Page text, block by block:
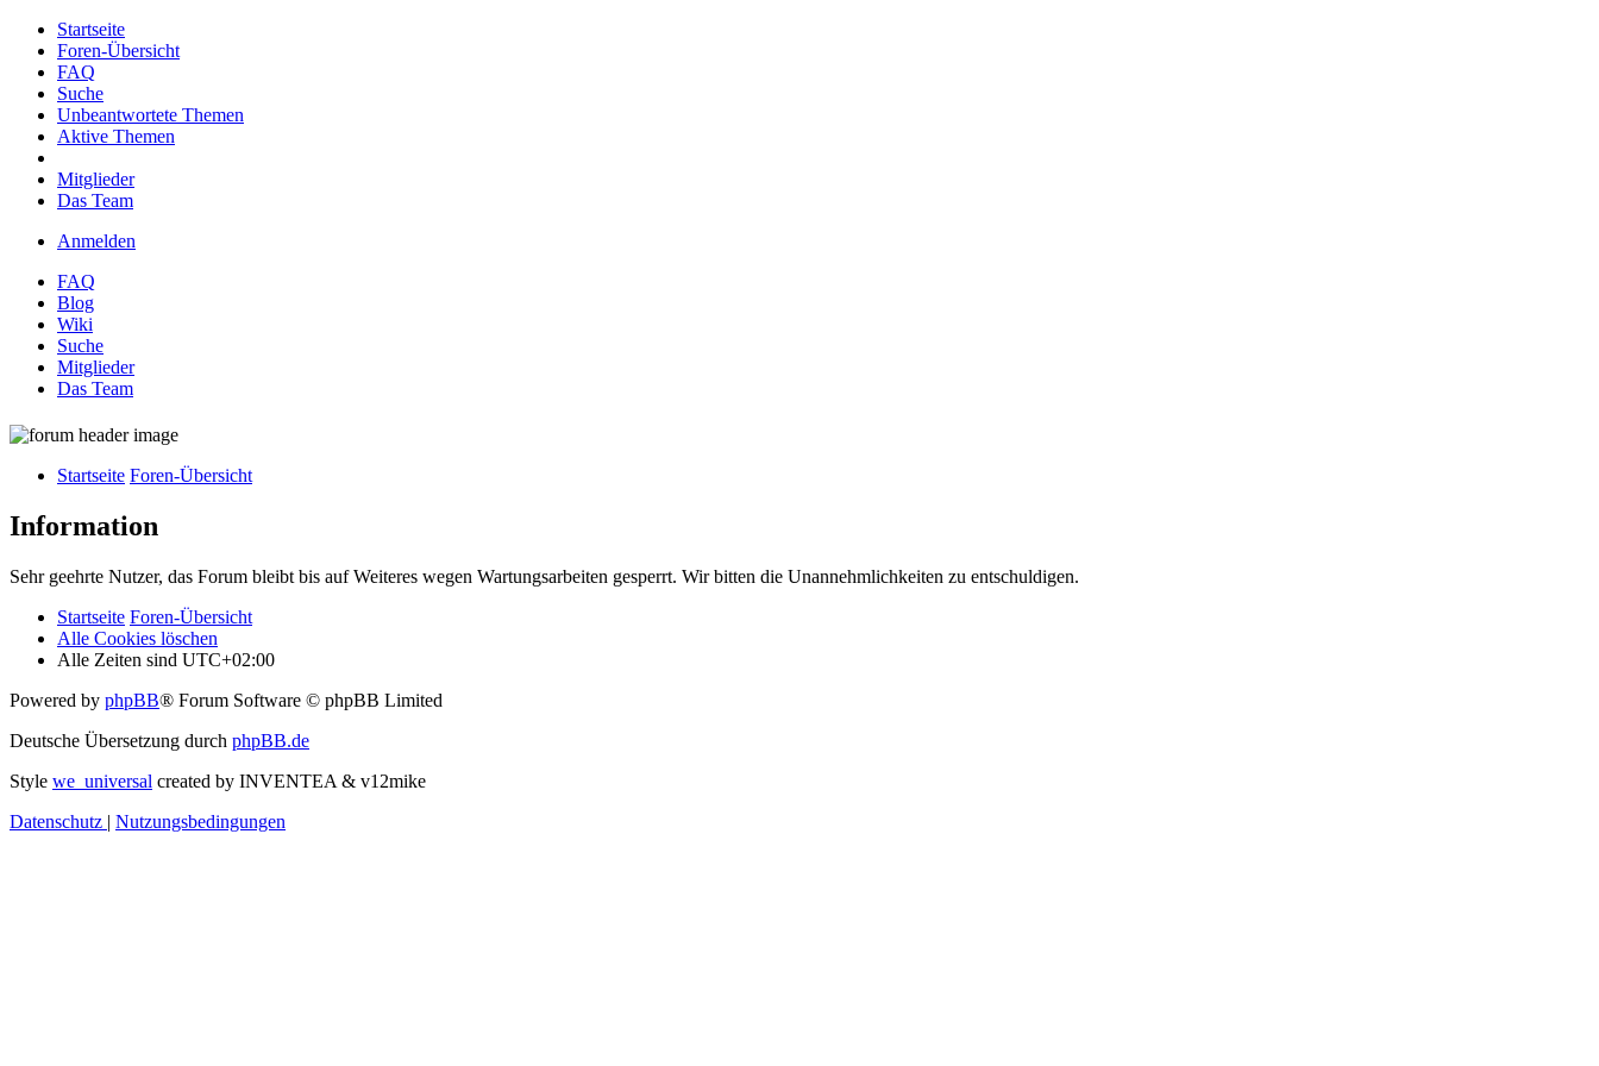
Startseite
Foren-Übersicht
FAQ
Suche
Unbeantwortete Themen
Aktive Themen
Mitglieder
Das Team
Anmelden
FAQ
Blog
Wiki
Suche
Mitglieder
Das Team
Startseite Foren-Übersicht
Information
Sehr geehrte Nutzer, das Forum bleibt bis auf Weiteres wegen Wartungsarbeiten gesperrt. Wir bitten die Unannehmlichkeiten zu entschuldigen.
Startseite Foren-Übersicht
Alle Cookies löschen
Alle Zeiten sind UTC+02:00
Powered by phpBB® Forum Software © phpBB Limited
Deutsche Übersetzung durch phpBB.de
Style we_universal created by INVENTEA & v12mike
Datenschutz | Nutzungsbedingungen